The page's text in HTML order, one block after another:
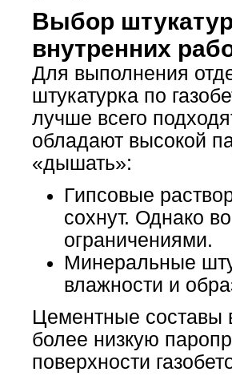
Выбор
внутренних
Для выполнения
штукатурка по
лучше всего
обладают высокой
«дышать»:
Гипсовые
сохнут. Однако
ограничениями.
Минеральные
влажности и
Цементные составы
более низкую
поверхности